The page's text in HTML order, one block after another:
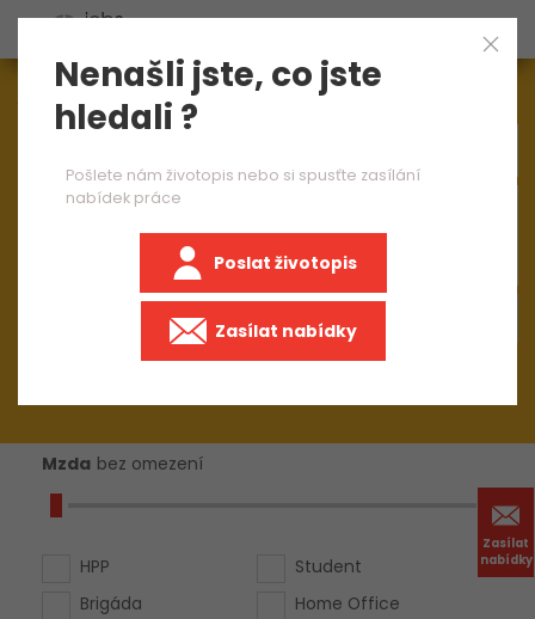
Zasílat
nabídky
Aktuálně1545nabídek práce
Dělnické a manuální práce
Mzda bez omezení
HPP
Brigáda
Student
Home Office
Nenašli jste, co jste
hledali ?
Pošlete nám životopis nebo si spusťte zasílání
nabídek práce
Poslat životopis
Zasílat nabídky